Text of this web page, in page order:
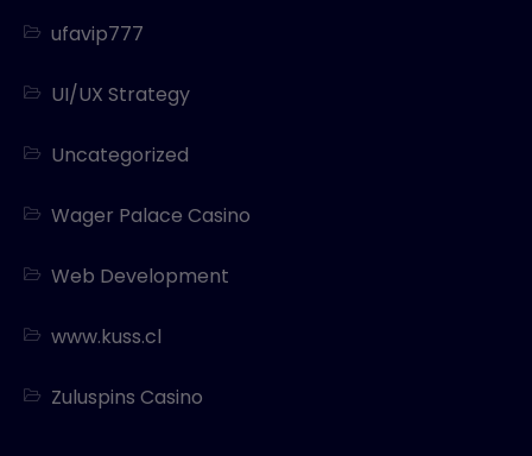
ufavip777
UI/UX Strategy
Uncategorized
Wager Palace Casino
Web Development
www.kuss.cl
Zuluspins Casino